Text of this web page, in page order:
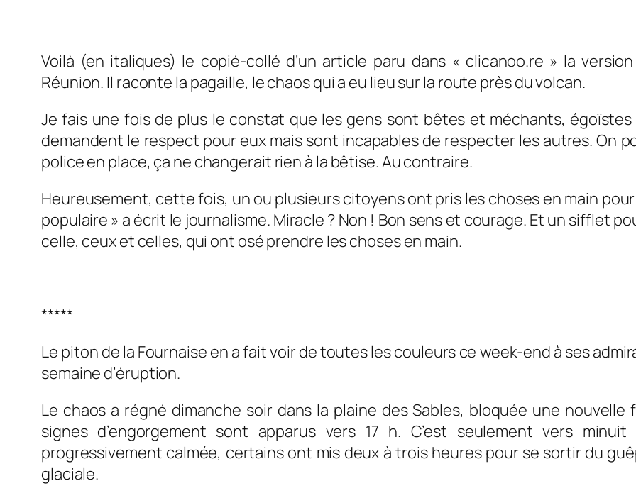
Voilà (en italiques) le copié-collé d’un article paru dans « clicanoo.re » la
Réunion. Il raconte la pagaille, le chaos qui a eu lieu sur la route près du volcan.
Je fais une fois de plus le constat que les gens sont bêtes et méchants,
demandent le respect pour eux mais sont incapables de respecter les autres. On
police en place, ça ne changerait rien à la bêtise. Au contraire.
Heureusement, cette fois, un ou plusieurs citoyens ont pris les choses en main
populaire » a écrit le journalisme. Miracle ? Non ! Bon sens et courage. Et un sifflet
celle, ceux et celles, qui ont osé prendre les choses en main.
*****
Le piton de la Fournaise en a fait voir de toutes les couleurs ce week-end à ses
semaine d’éruption.
Le chaos a régné dimanche soir dans la plaine des Sables, bloquée une
signes d’engorgement sont apparus vers 17 h. C’est seulement vers minuit
progressivement calmée, certains ont mis deux à trois heures pour se sortir du
glaciale.